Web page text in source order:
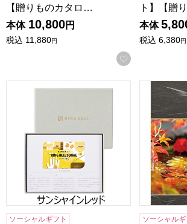
【贈りものカタロ…
本体 10,800円
税込 11,880円
お気に入りに
ト】【贈
本体
税込 6,380円
リンベル ソナエ カード サンシャインレ
ソーシャルギフト
プレゼン
ソーシャルギ